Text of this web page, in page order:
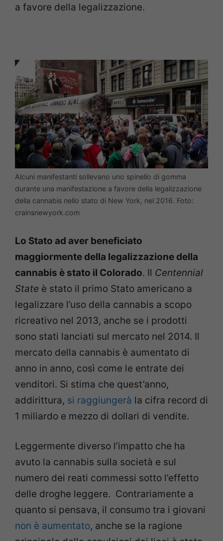
a favore della legalizzazione.
Alcuni manifestanti sollevano uno spinello di gomma
durante una manifestazione a favore della legalizzazione
della cannabis nello stato di New York, nel 2016. Foto:
crainsnewyork.com
Lo Stato ad aver beneficiato
maggiormente della legalizzazione della
cannabis è stato il Colorado. Il Centennial
State è stato il primo Stato americano a
legalizzare l’uso della cannabis a scopo
ricreativo nel 2013, anche se i prodotti
sono stati lanciati sul mercato nel 2014. Il
mercato della cannabis è aumentato di
anno in anno, così come le entrate dei
venditori. Si stima che quest’anno,
addirittura, si raggiungerà la cifra record di
1 miliardo e mezzo di dollari di vendite.
Leggermente diverso l’impatto che ha
avuto la cannabis sulla società e sul
numero dei reati commessi sotto l’effetto
delle droghe leggere. Contrariamente a
quanto si pensava, il consumo tra i giovani
non è aumentato, anche se la ragione